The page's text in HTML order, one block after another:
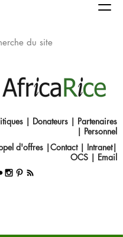
| Donateurs | Partenaires
| Personnel
d'offres |Contact |​ Intranet|
OCS | Email